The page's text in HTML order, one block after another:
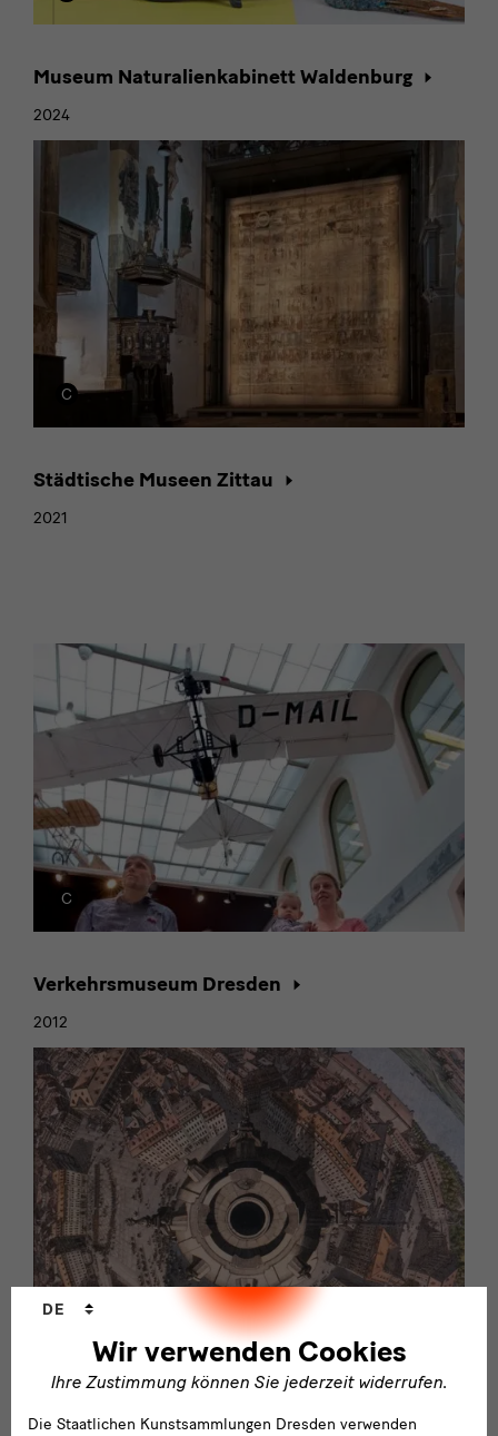
Museum Naturalienkabinett Waldenburg
2024
Städtische Museen Zittau
2021
Verkehrsmuseum Dresden
2012
Stadtmuseum Dresden
2010
Wir verwenden Cookies
Ihre Zustimmung können Sie jederzeit widerrufen.
DE
Die Staatlichen Kunstsammlungen Dresden verwenden